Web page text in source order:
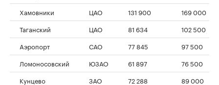
Хамовники
ЦАО 131 900
169 000
Таганский
ЦАО 81 634
102 500
Аэропорт
САО 77 845
97 500
Ломоносовский
ЮЗАО 61 897
76 500
Кунцево
ЗАО 72 288
89 000